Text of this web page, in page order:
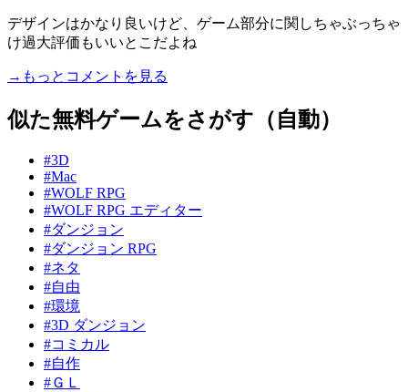
デザインはかなり良いけど、ゲーム部分に関しちゃぶっちゃ
け過大評価もいいとこだよね
→もっとコメントを見る
似た無料ゲームをさがす（自動）
#3D
#Mac
#WOLF RPG
#WOLF RPG エディター
#ダンジョン
#ダンジョン RPG
#ネタ
#自由
#環境
#3D ダンジョン
#コミカル
#自作
#ＧＬ